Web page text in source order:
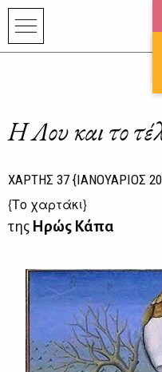
Η Λου και το
ΧΑΡΤΗΣ 37 {ΙΑΝΟΥΑΡΙΟΣ
{Το χαρτάκι}
της Ηρώς Κάπα